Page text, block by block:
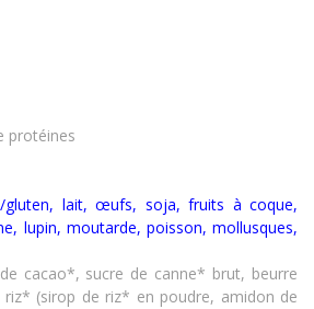
protéines
gluten, lait, œufs, soja, fruits à coque,
lupin, moutarde, poisson, mollusques,
cacao*, sucre de canne* brut, beurre
(sirop de riz* en poudre, amidon de